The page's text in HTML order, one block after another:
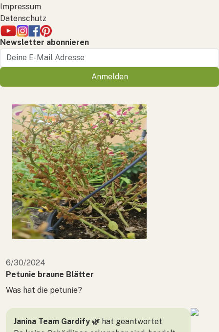
Impressum
Datenschutz
Newsletter abonnieren
Anmelden
6/30/2024
Petunie braune Blätter
Was hat die petunie?
Janina Team Gardify 🌿 hat geantwortet